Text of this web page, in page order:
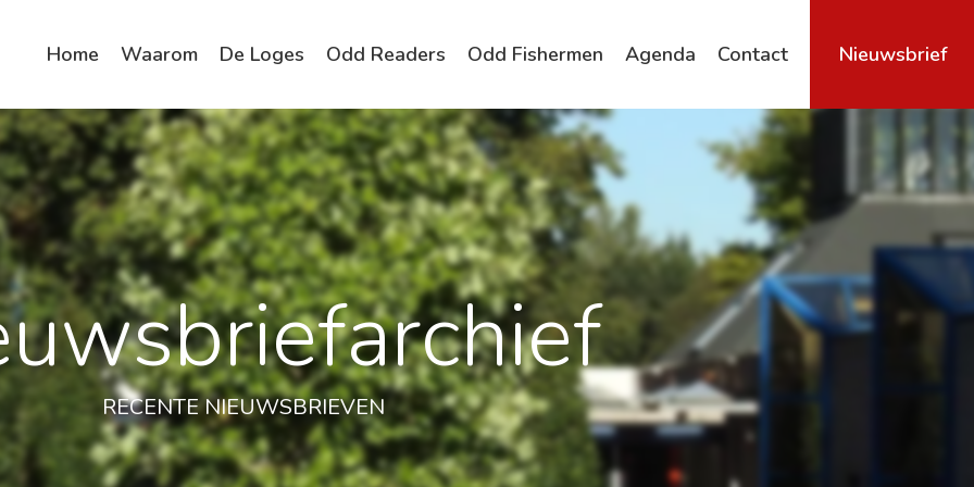
Home Waarom De Loges Odd Readers Odd Fishermen Agenda Contact
Nieuwsbrief
RECENTE NIEUWSBRIEVEN